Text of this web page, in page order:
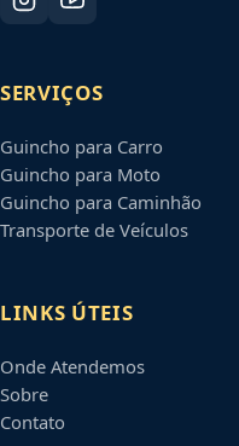
SERVIÇOS
Guincho para Carro
Guincho para Moto
Guincho para Caminhão
Transporte de Veículos
LINKS ÚTEIS
Onde Atendemos
Sobre
Contato